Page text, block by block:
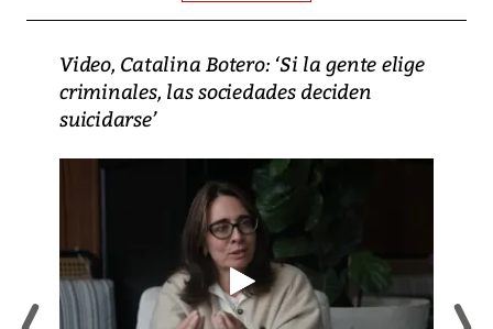
Video, Catalina Botero: ‘Si la gente elige
criminales, las sociedades deciden
suicidarse’